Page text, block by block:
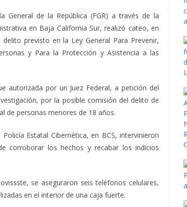
General de la República (FGR) a través de la
en Baja California Sur, realizó cateo, en
previsto en la Ley General Para Prevenir,
y Para la Protección y Asistencia a las
autorizada por un Juez Federal, a petición del
por la posible comisión del delito de
de personas menores de 18 años.
Estatal Cibernética, en BCS, intervinieron
corroborar los hechos y recabar los indicios
se aseguraron seis teléfonos celulares,
en el interior de una caja fuerte.